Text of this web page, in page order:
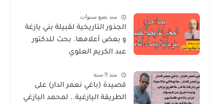
منذ بضع سنوات
الجذور التاريخية لقبيلة بني يازغة
و بعض أعلامها. بحث للدكتور
عبد الكريم العلوي
منذ 9 سنة
قصيدة (باغي نعمر الدار) على
الطريقة اليازغية.. لمحمد اليازغي